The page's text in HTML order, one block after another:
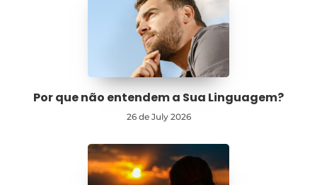
Por que não entendem a Sua Linguagem?
26 de July 2026